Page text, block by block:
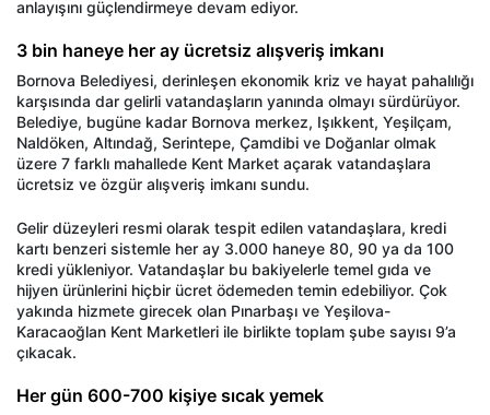
anlayışını güçlendirmeye devam ediyor.
3 bin haneye her ay ücretsiz alışveriş imkanı
Bornova Belediyesi, derinleşen ekonomik kriz ve hayat pahalılığı
karşısında dar gelirli vatandaşların yanında olmayı sürdürüyor.
Belediye, bugüne kadar Bornova merkez, Işıkkent, Yeşilçam,
Naldöken, Altındağ, Serintepe, Çamdibi ve Doğanlar olmak
üzere 7 farklı mahallede Kent Market açarak vatandaşlara
ücretsiz ve özgür alışveriş imkanı sundu.
Gelir düzeyleri resmi olarak tespit edilen vatandaşlara, kredi
kartı benzeri sistemle her ay 3.000 haneye 80, 90 ya da 100
kredi yükleniyor. Vatandaşlar bu bakiyelerle temel gıda ve
hijyen ürünlerini hiçbir ücret ödemeden temin edebiliyor. Çok
yakında hizmete girecek olan Pınarbaşı ve Yeşilova-
Karacaoğlan Kent Marketleri ile birlikte toplam şube sayısı 9’a
çıkacak.
Her gün 600-700 kişiye sıcak yemek